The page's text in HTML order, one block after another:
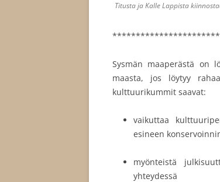
Titusta ja Kalle Lappista
Sysmän maaperästä on
maasta, jos löytyy
kulttuurikummit saavat:
vaikuttaa
esineen
myönteistä
yhteydessä